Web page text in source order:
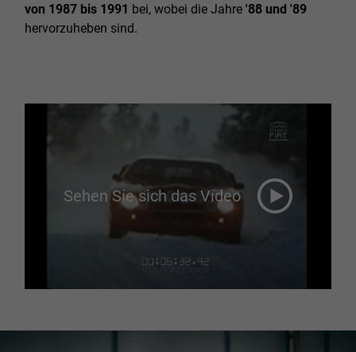
von 1987 bis 1991 bei, wobei die Jahre '88 und '89
hervorzuheben sind.
Sehen Sie sich das Video